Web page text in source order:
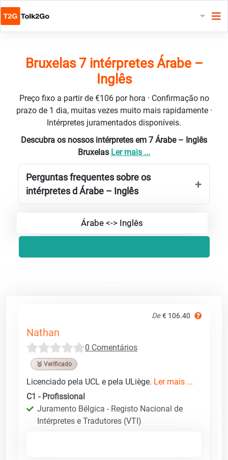
Bruxelas 7 intérpretes Árabe –
Inglês
Preço fixo a partir de €106 por hora · Confirmação no
prazo de 1 dia, muitas vezes muito mais rapidamente ·
Intérpretes juramentados disponíveis.
Descubra os nossos intérpretes em 7 Árabe – Inglês
Bruxelas Ler mais ...
Perguntas frequentes sobre os
intérpretes d Árabe – Inglês
Árabe <-> Inglês
De € 106.40
Nathan
0 Comentários
🥉 Verificado
Licenciado pela UCL e pela ULiège. Ler mais ...
C1 - Profissional
Juramento Bélgica - Registo Nacional de
Intérpretes e Tradutores (VTI)